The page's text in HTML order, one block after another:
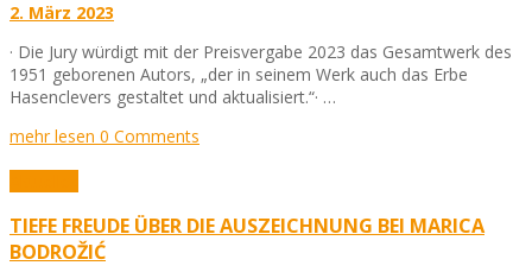
2. März 2023
· Die Jury würdigt mit der Preisvergabe 2023 das Gesamtwerk des
1951 geborenen Autors, „der in seinem Werk auch das Erbe
Hasenclevers gestaltet und aktualisiert.“· …
mehr lesen 0 Comments
TIEFE FREUDE ÜBER DIE AUSZEICHNUNG BEI MARICA
BODROŽIĆ